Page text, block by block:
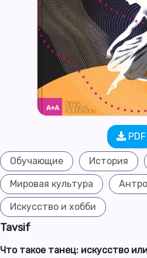
PDF
Обучающие История
Мировая культура
Искусство и хобби
Tavsif
Что такое танец: искусство